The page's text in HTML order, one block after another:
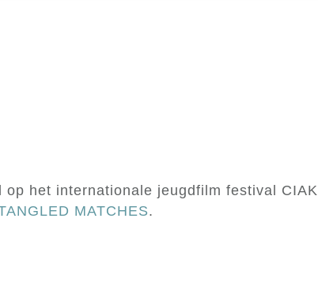
het internationale jeugdfilm festival CIAK
MATCHES.